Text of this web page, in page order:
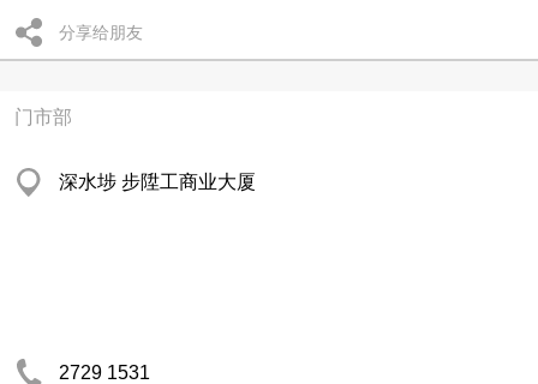
分享给朋友
门市部
深水埗 步陞工商业大厦
2729 1531